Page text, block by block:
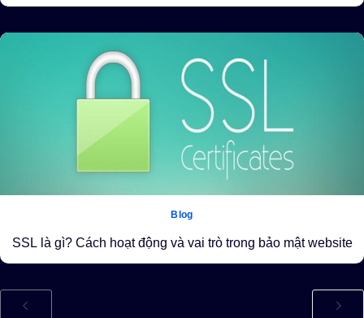
Blog
SSL là gì? Cách hoạt động và vai trò trong bảo mật website